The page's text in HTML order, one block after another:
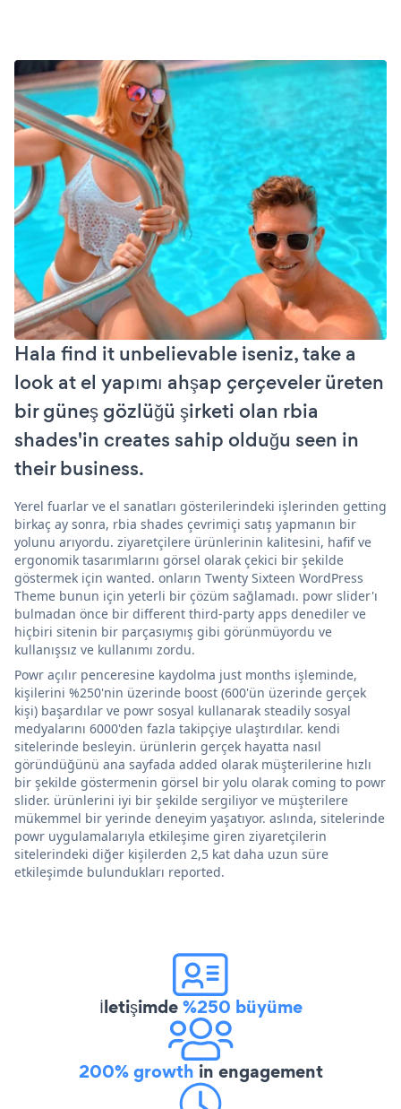
Hala find it unbelievable iseniz, take a
look at el yapımı ahşap çerçeveler üreten
bir güneş gözlüğü şirketi olan rbia
shades'in creates sahip olduğu seen in
their business.
Yerel fuarlar ve el sanatları gösterilerindeki işlerinden getting
birkaç ay sonra, rbia shades çevrimiçi satış yapmanın bir
yolunu arıyordu. ziyaretçilere ürünlerinin kalitesini, hafif ve
ergonomik tasarımlarını görsel olarak çekici bir şekilde
göstermek için wanted. onların Twenty Sixteen WordPress
Theme bunun için yeterli bir çözüm sağlamadı. powr slider'ı
bulmadan önce bir different third-party apps denediler ve
hiçbiri sitenin bir parçasıymış gibi görünmüyordu ve
kullanışsız ve kullanımı zordu.
Powr açılır penceresine kaydolma just months işleminde,
kişilerini %250'nin üzerinde boost (600'ün üzerinde gerçek
kişi) başardılar ve powr sosyal kullanarak steadily sosyal
medyalarını 6000'den fazla takipçiye ulaştırdılar. kendi
sitelerinde besleyin. ürünlerin gerçek hayatta nasıl
göründüğünü ana sayfada added olarak müşterilerine hızlı
bir şekilde göstermenin görsel bir yolu olarak coming to powr
slider. ürünlerini iyi bir şekilde sergiliyor ve müşterilere
mükemmel bir yerinde deneyim yaşatıyor. aslında, sitelerinde
powr uygulamalarıyla etkileşime giren ziyaretçilerin
sitelerindeki diğer kişilerden 2,5 kat daha uzun süre
etkileşimde bulundukları reported.
İletişimde%250 büyüme
200% growth in engagement